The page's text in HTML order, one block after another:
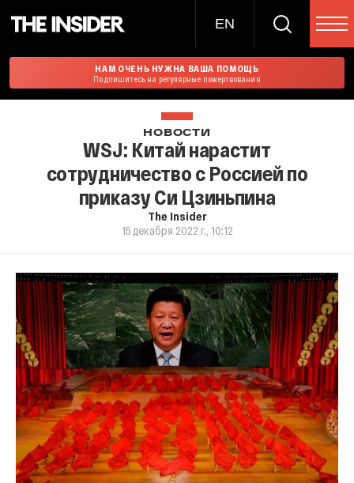
EN
НАМ ОЧЕНЬ НУЖНА ВАША ПОМОЩЬ
Подпишитесь на регулярные пожертвования
НОВОСТИ
WSJ: Китай нарастит
сотрудничество с Россией по
приказу Си Цзиньпина
The Insider
15 декабря 2022 г., 10:12